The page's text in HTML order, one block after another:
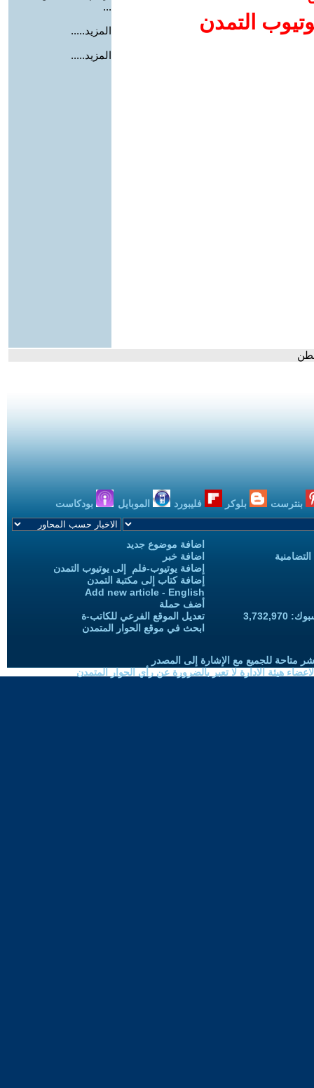
التمدن
...
المزيد.....
المزيد.....
بنترست بلوكر فليبورد الموبايل بودكاست
اضافة موضوع جديد
اضافة خبر
إضافة يوتيوب-فلم إلى يوتيوب التمدن
إضافة كتاب إلى مكتبة التمدن
Add new article - English
أضف حملة
تعديل الموقع الفرعي للكاتب-ة
ابحث في موقع الحوار المتمدن
متاحة للجميع مع الإشارة إلى المصدر
هيئة الادارة لا تعبر بالضرورة عن رأي الحوار المتمدن